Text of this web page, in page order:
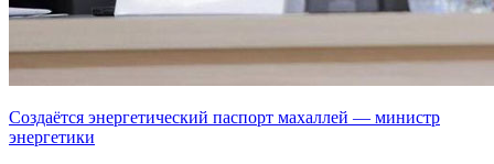
Создаётся энергетический паспорт махаллей — министр
энергетики